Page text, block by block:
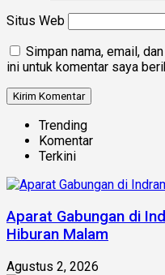
Situs Web
Simpan nama, email,
ini untuk komentar saya
Trending
Komentar
Terkini
Aparat Gabungan di
Hiburan Malam
Agustus 2, 2026